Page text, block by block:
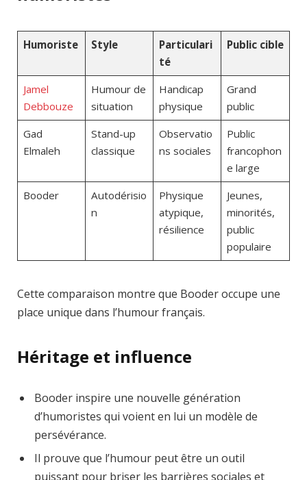
Humoriste Style
Particulari
té
Public cible
Jamel
Debbouze
Humour de
situation
Handicap
physique
Grand
public
Gad
Elmaleh
Stand-up
classique
Observatio
ns sociales
Public
francophon
e large
Booder
Autodérisio
n
Physique
atypique,
résilience
Jeunes,
minorités,
public
populaire
Cette comparaison montre que Booder occupe une
place unique dans l’humour français.
Héritage et influence
Booder inspire une nouvelle génération
d’humoristes qui voient en lui un modèle de
persévérance.
Il prouve que l’humour peut être un outil
puissant pour briser les barrières sociales et